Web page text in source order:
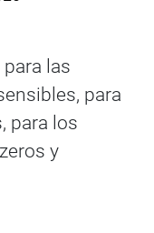
las
para
para los
y